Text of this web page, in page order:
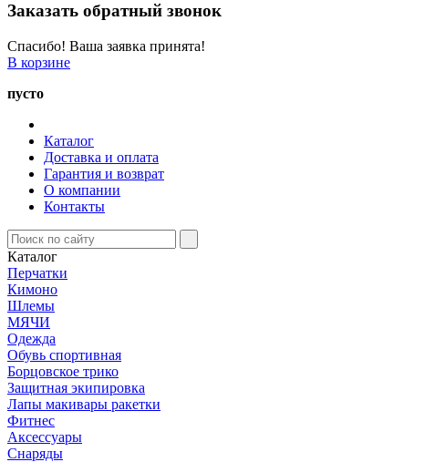
Заказать обратный звонок
Спасибо! Ваша заявка принята!
В корзине
пусто
Каталог
Доставка и оплата
Гарантия и возврат
О компании
Контакты
Каталог
Перчатки
Кимоно
Шлемы
МЯЧИ
Одежда
Обувь спортивная
Борцовское трико
Защитная экипировка
Лапы макивары ракетки
Фитнес
Аксессуары
Снаряды